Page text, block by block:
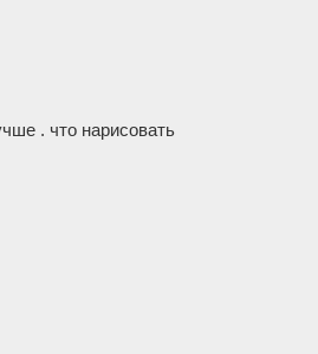
. что нарисовать